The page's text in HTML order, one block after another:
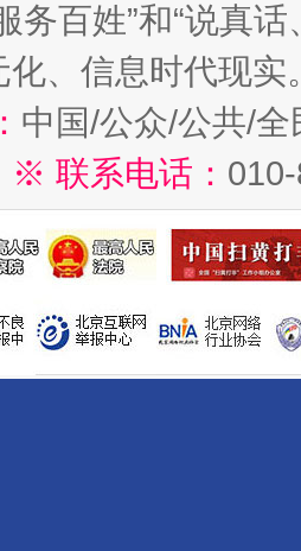
务百姓”和“说真
化、信息时代现实
中国/公众/公共/
※ 联系电话：